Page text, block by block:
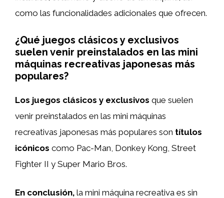
como las funcionalidades adicionales que ofrecen.
¿Qué juegos clásicos y exclusivos
suelen venir preinstalados en las mini
máquinas recreativas japonesas más
populares?
Los juegos clásicos y exclusivos que suelen
venir preinstalados en las mini máquinas
recreativas japonesas más populares son títulos
icónicos como Pac-Man, Donkey Kong, Street
Fighter II y Super Mario Bros.
En conclusión, la mini máquina recreativa es sin